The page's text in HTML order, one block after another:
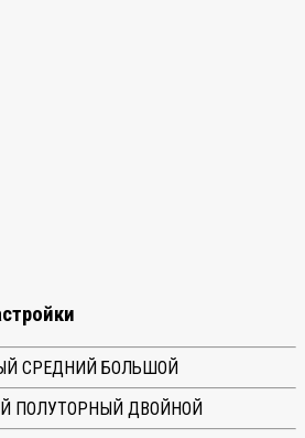
СРЕДНИЙ БОЛЬШОЙ
ПОЛУТОРНЫЙ ДВОЙНОЙ